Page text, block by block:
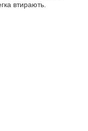
втирають.